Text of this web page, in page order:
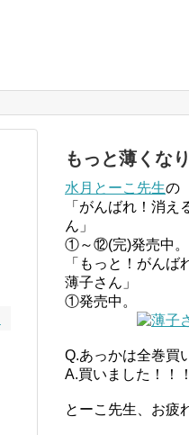
もっと薄くな
水月とーこ先生の
「がんばれ！消え
ん」
①～⑫(完)発売中。
「もっと！がん
薄子さん」
①発売中。
Q.あっかは全巻買
A.買いました！！
とーこ先生、お疲